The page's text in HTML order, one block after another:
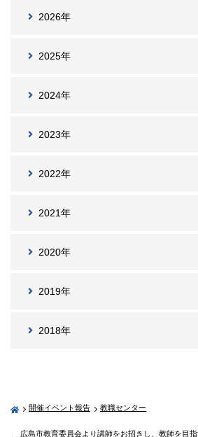
2026年
2025年
2024年
2023年
2022年
2021年
2020年
2019年
2018年
開催イベント報告 教職センター
広島市教育委員会より講師をお招きし、教師を目